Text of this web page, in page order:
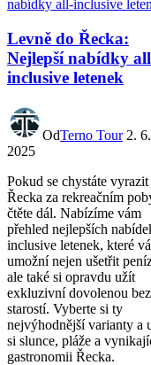
Levně do Řecka:
Nejlepší nabídky
inclusive letenek
OdTerno Tour 2. 6.
2025
Pokud se chystáte
Řecka za rekreačním
čtěte dál. Nabízíme vám
přehled nejlepších
inclusive letenek, které
umožní nejen ušetřit
ale také si opravdu užít
exkluzivní dovolenou bez
starostí. Vyberte si ty
nejvýhodnější varianty a
si slunce, pláže a
gastronomii Řecka.